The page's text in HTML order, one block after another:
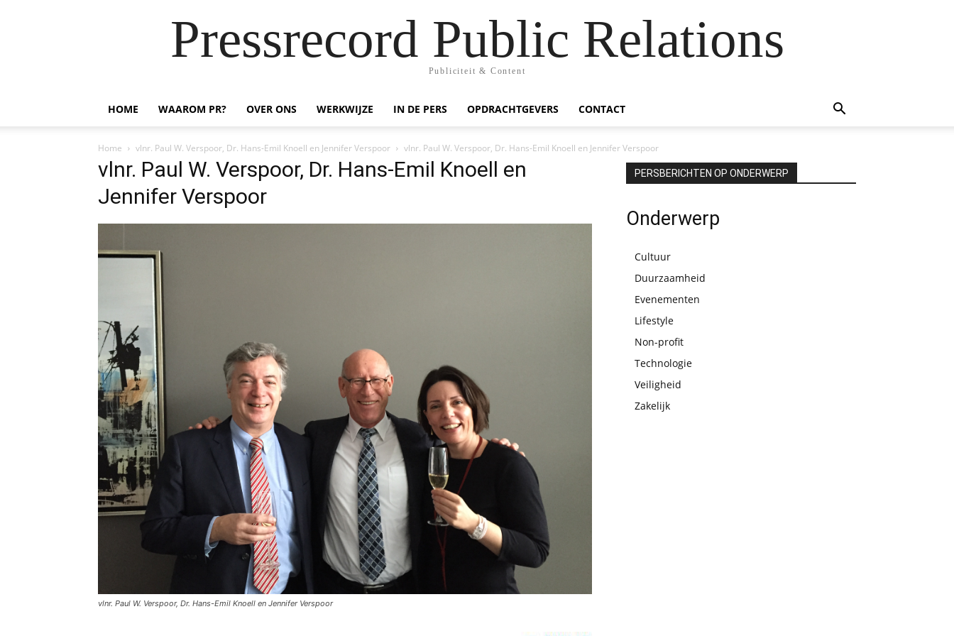
Pressrecord Public Relations
Publiciteit & Content
HOME WAAROM PR? OVER ONS WERKWIJZE IN DE PERS OPDRACHTGEVERS CONTACT
Home vlnr. Paul W. Verspoor, Dr. Hans-Emil Knoell en Jennifer Verspoor vlnr. Paul W. Verspoor, Dr. Hans-Emil Knoell en Jennifer Verspoor
vlnr. Paul W. Verspoor, Dr. Hans-Emil Knoell en
Jennifer Verspoor
vlnr. Paul W. Verspoor, Dr. Hans-Emil Knoell en Jennifer Verspoor
PERSBERICHTEN OP ONDERWERP
Onderwerp
Cultuur
Duurzaamheid
Evenementen
Lifestyle
Non-profit
Technologie
Veiligheid
Zakelijk